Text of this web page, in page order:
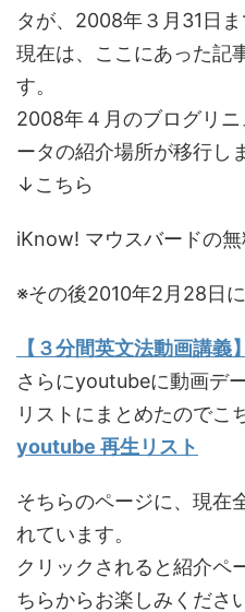
タが、2008年３月31日ま
現在は、ここにあった記
す。
2008年４月のブログリ
ータの紹介場所が移行し
↓こちら
iKnow! マウスバードの
※その後2010年2月28日
【３分間英文法動画講義】
さらにyoutubeに動画デ
リストにまとめたのでこ
youtube 再生リスト
そちらのページに、現在
れています。
クリックされると紹介ペ
ちらからお楽しみくださ